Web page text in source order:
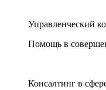
Управленческий
Помощь в
Консалтинг в